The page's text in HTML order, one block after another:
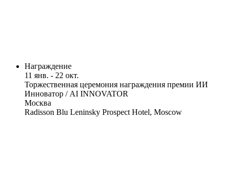
Награждение
11 янв. - 22 окт.
Торжественная церемония награждения премии ИИ
Инноватор / AI INNOVATOR
Москва
Radisson Blu Leninsky Prospect Hotel, Moscow